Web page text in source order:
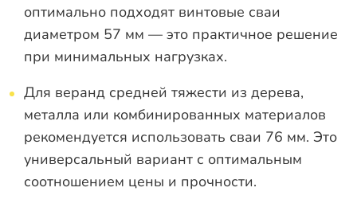
оптимально подходят винтовые сваи
диаметром 57 мм — это практичное решение
при минимальных нагрузках.
Для веранд средней тяжести из дерева,
металла или комбинированных материалов
рекомендуется использовать сваи 76 мм. Это
универсальный вариант с оптимальным
соотношением цены и прочности.